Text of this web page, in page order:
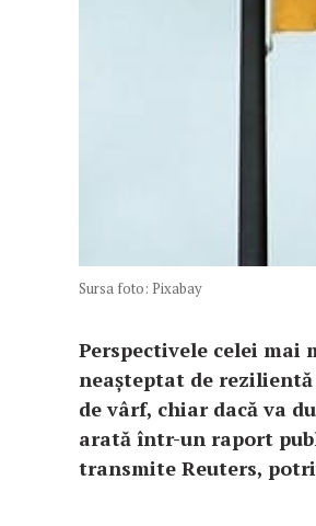
Sursa foto: Pixabay
Perspectivele celei mai
neaşteptat de
de vârf, chiar dacă va
arată într-un raport
transmite Reuters,